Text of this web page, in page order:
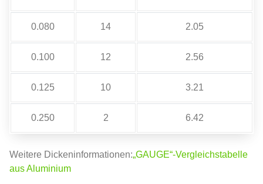
0.080 14 2.05
0.100 12 2.56
0.125 10 3.21
0.250 2 6.42
Weitere Dickeninformationen:„GAUGE“-Vergleichstabelle
aus Aluminium